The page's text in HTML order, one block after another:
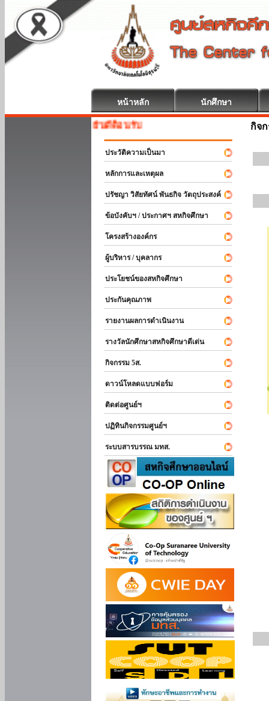
หน้าหลัก นักศึกษา
สหกิจศึกษา ยินดีต้อนรับ
ประวัติความเป็นมา
หลักการและเหตุผล
ปรัชญา วิสัยทัศน์ พันธกิจ วัตถุประสงค์
ข้อบังคับฯ / ประกาศฯ สหกิจศึกษา
โครงสร้างองค์กร
ผู้บริหาร / บุคลากร
ประโยชน์ของสหกิจศึกษา
ประกันคุณภาพ
รายงานผลการดำเนินงาน
รางวัลนักศึกษาสหกิจศึกษาดีเด่น
กิจกรรม 5ส.
ดาวน์โหลดแบบฟอร์ม
ติดต่อศูนย์ฯ
ปฏิทินกิจกรรมศูนย์ฯ
ระบบสารบรรณ มทส.
กิจ